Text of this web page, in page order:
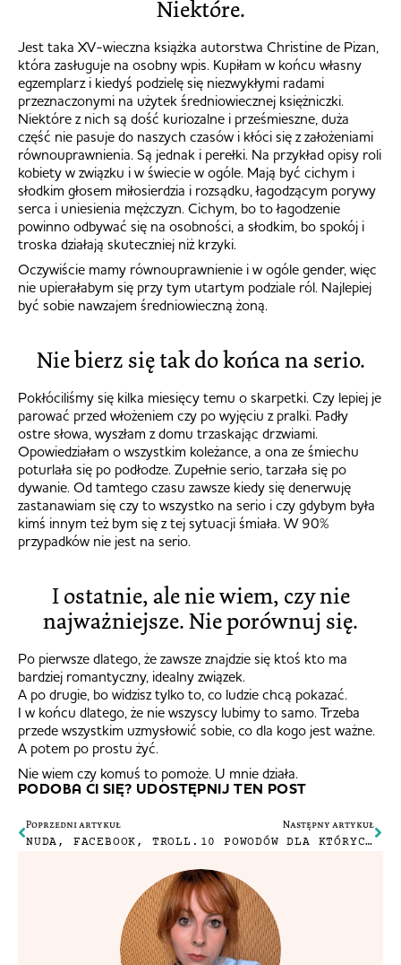
Niektóre.
Jest taka XV-wieczna książka autorstwa Christine de Pizan,
która zasługuje na osobny wpis. Kupiłam w końcu własny
egzemplarz i kiedyś podzielę się niezwykłymi radami
przeznaczonymi na użytek średniowiecznej księżniczki.
Niektóre z nich są dość kuriozalne i prześmieszne, duża
część nie pasuje do naszych czasów i kłóci się z założeniami
równouprawnienia. Są jednak i perełki. Na przykład opisy roli
kobiety w związku i w świecie w ogóle. Mają być cichym i
słodkim głosem miłosierdzia i rozsądku, łagodzącym porywy
serca i uniesienia mężczyzn. Cichym, bo to łagodzenie
powinno odbywać się na osobności, a słodkim, bo spokój i
troska działają skuteczniej niż krzyki.
Oczywiście mamy równouprawnienie i w ogóle gender, więc
nie upierałabym się przy tym utartym podziale ról. Najlepiej
być sobie nawzajem średniowieczną żoną.
Nie bierz się tak do końca na serio.
Pokłóciliśmy się kilka miesięcy temu o skarpetki. Czy lepiej je
parować przed włożeniem czy po wyjęciu z pralki. Padły
ostre słowa, wyszłam z domu trzaskając drzwiami.
Opowiedziałam o wszystkim koleżance, a ona ze śmiechu
poturlała się po podłodze. Zupełnie serio, tarzała się po
dywanie. Od tamtego czasu zawsze kiedy się denerwuję
zastanawiam się czy to wszystko na serio i czy gdybym była
kimś innym też bym się z tej sytuacji śmiała. W 90%
przypadków nie jest na serio.
I ostatnie, ale nie wiem, czy nie
najważniejsze. Nie porównuj się.
Po pierwsze dlatego, że zawsze znajdzie się ktoś kto ma
bardziej romantyczny, idealny związek.
A po drugie, bo widzisz tylko to, co ludzie chcą pokazać.
I w końcu dlatego, że nie wszyscy lubimy to samo. Trzeba
przede wszystkim uzmysłowić sobie, co dla kogo jest ważne.
A potem po prostu żyć.
Nie wiem czy komuś to pomoże. U mnie działa.
PODOBA CI SIĘ? UDOSTĘPNIJ TEN POST
Poprzedni artykuł
NUDA, FACEBOOK, TROLL.
Następny artykuł
10 POWODÓW DLA KTÓRYCH WARTO MIESZKAĆ W LONDYNIE